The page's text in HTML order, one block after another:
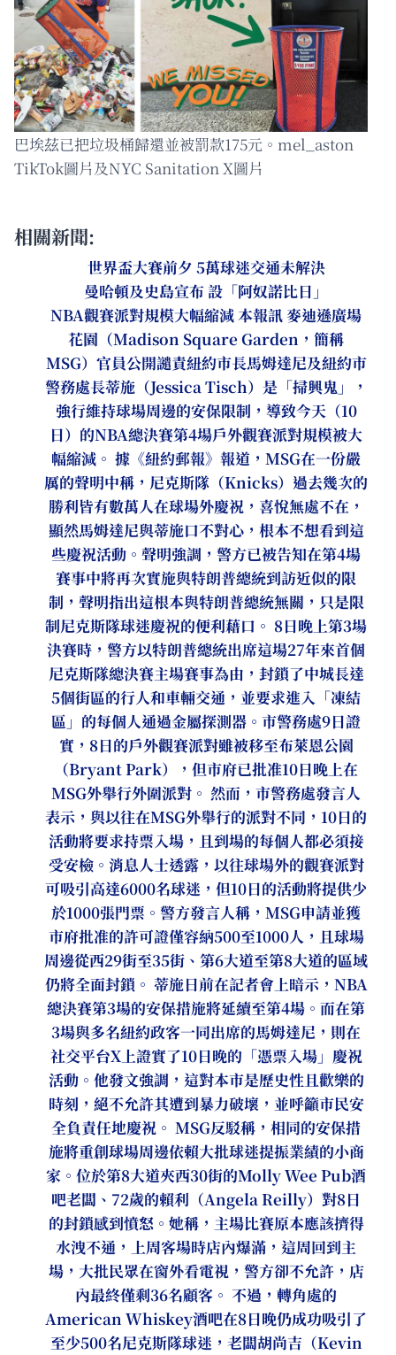
巴埃茲已把垃圾桶歸還並被罰款175元。mel_aston
TikTok圖片及NYC Sanitation X圖片
相關新聞:
世界盃大賽前夕 5萬球迷交通未解決
曼哈頓及史島宣布 設「阿奴諾比日」
NBA觀賽派對規模大幅縮減 本報訊 麥迪遜廣場
花園（Madison Square Garden，簡稱
MSG）官員公開譴責紐約市長馬姆達尼及紐約市
警務處長蒂施（Jessica Tisch）是「掃興鬼」，
強行維持球場周邊的安保限制，導致今天（10
日）的NBA總決賽第4場戶外觀賽派對規模被大
幅縮減。 據《紐約郵報》報道，MSG在一份嚴
厲的聲明中稱，尼克斯隊（Knicks）過去幾次的
勝利皆有數萬人在球場外慶祝，喜悅無處不在，
顯然馬姆達尼與蒂施口不對心，根本不想看到這
些慶祝活動。聲明強調，警方已被告知在第4場
賽事中將再次實施與特朗普總統到訪近似的限
制，聲明指出這根本與特朗普總統無關，只是限
制尼克斯隊球迷慶祝的便利藉口。 8日晚上第3場
決賽時，警方以特朗普總統出席這場27年來首個
尼克斯隊總決賽主場賽事為由，封鎖了中城長達
5個街區的行人和車輛交通，並要求進入「凍結
區」的每個人通過金屬探測器。市警務處9日證
實，8日的戶外觀賽派對雖被移至布萊恩公園
（Bryant Park），但市府已批准10日晚上在
MSG外舉行外圍派對。 然而，市警務處發言人
表示，與以往在MSG外舉行的派對不同，10日的
活動將要求持票入場，且到場的每個人都必須接
受安檢。消息人士透露，以往球場外的觀賽派對
可吸引高達6000名球迷，但10日的活動將提供少
於1000張門票。警方發言人稱，MSG申請並獲
市府批准的許可證僅容納500至1000人，且球場
周邊從西29街至35街、第6大道至第8大道的區域
仍將全面封鎖。 蒂施日前在記者會上暗示，NBA
總決賽第3場的安保措施將延續至第4場。而在第
3場與多名紐約政客一同出席的馬姆達尼，則在
社交平台X上證實了10日晚的「憑票入場」慶祝
活動。他發文強調，這對本市是歷史性且歡樂的
時刻，絕不允許其遭到暴力破壞，並呼籲市民安
全負責任地慶祝。 MSG反駁稱，相同的安保措
施將重創球場周邊依賴大批球迷提振業績的小商
家。位於第8大道夾西30街的Molly Wee Pub酒
吧老闆、72歲的賴利（Angela Reilly）對8日
的封鎖感到憤怒。她稱，主場比賽原本應該擠得
水洩不通，上周客場時店內爆滿，這周回到主
場，大批民眾在窗外看電視，警方卻不允許，店
內最終僅剩36名顧客。 不過，轉角處的
American Whiskey酒吧在8日晚仍成功吸引了
至少500名尼克斯隊球迷，老闆胡尚吉（Kevin